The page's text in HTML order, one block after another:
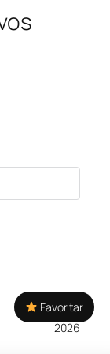
2026
Favoritar